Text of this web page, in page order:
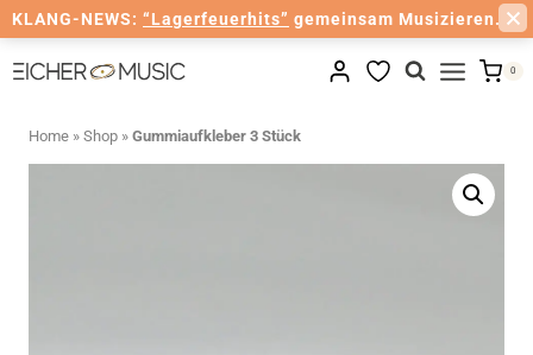
Inhalt
0
Home » Shop » Gummiaufkleber 3 Stück
KLANG-NEWS: “Lagerfeuerhits” gemeinsam Musizieren.